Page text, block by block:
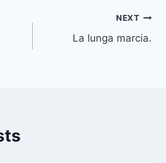
NEXT
La lunga marcia.